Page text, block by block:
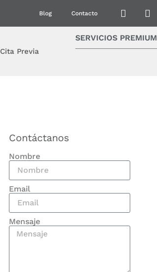
Blog Contacto
Cita Previa
SERVICIOS PREMIUM
Contáctanos
Nombre
Email
Mensaje